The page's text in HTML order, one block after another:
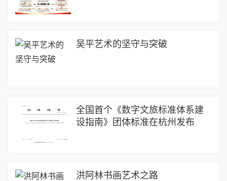
吴平艺术的坚守与突破
全国首个《数字文旅标准体系建
设指南》团体标准在杭州发布
洪阿林书画艺术之路